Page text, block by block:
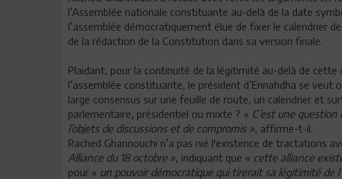
l’Assemblée nationale constituante au-delà de la date
l’assemblée démocratiquement élue de fixer le calendrier
de la rédaction de la Constitution dans sa version finale.
Plaidant, pour la continuité de la légitimité au-delà de
l’assemblée constituante, le président d’Ennahdha se
large consensus sur une feuille de route, un calendrier et
parlementaire, présidentiel ou mixte ? « C’est une
l’objets de discussions et de compromis », affirme-t-il.
Rached Ghannouchi n’a pas nié l'existence de tractations
Alliance du 18 octobre », indiquant que « cette alliance
pour « un pouvoir démocratique qui tirerait sa légitimité de